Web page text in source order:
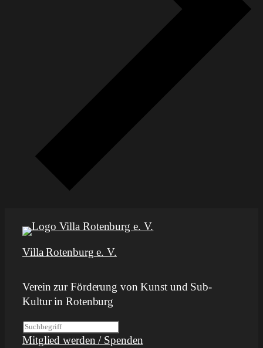
Villa Rotenburg e. V.
Verein zur Förderung von Kunst und Sub-
Kultur in Rotenburg
S
u
Mitglied werden / Spenden